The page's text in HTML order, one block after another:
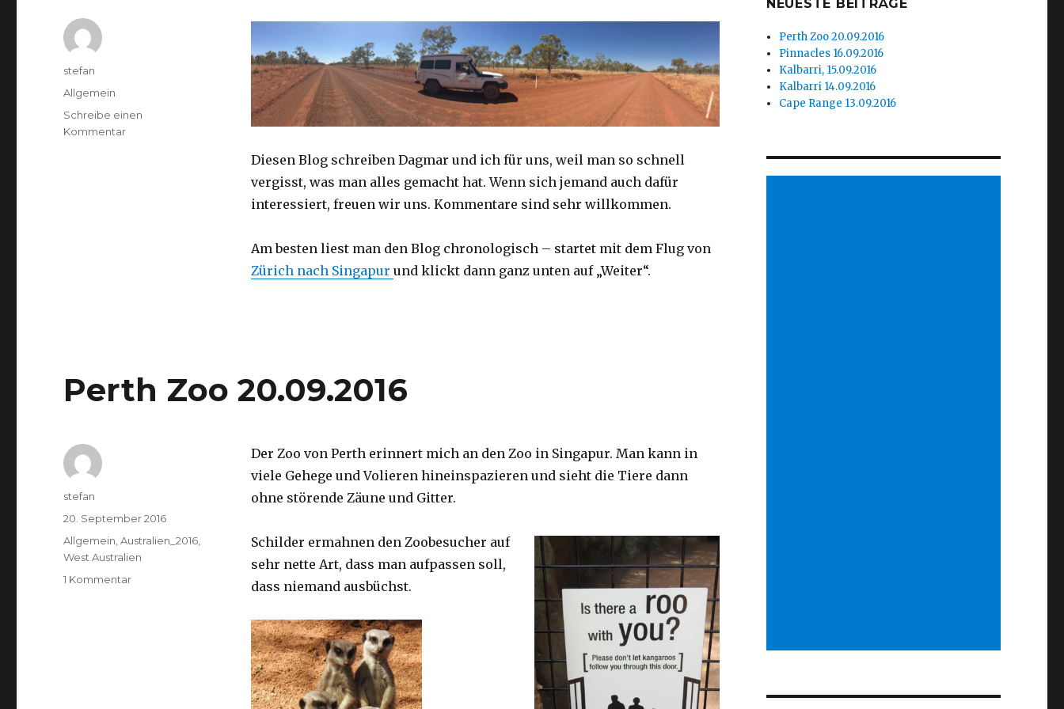
Diesen Blog schreiben Dagmar und ich für uns, weil man so schnell
vergisst, was man alles gemacht hat. Wenn sich jemand auch dafür
interessiert, freuen wir uns. Kommentare sind sehr willkommen.
Am besten liest man den Blog chronologisch – startet mit dem Flug von
Zürich nach Singapur und klickt dann ganz unten auf „Weiter“.
Autor
stefan
Kategorien
Allgemein
Schreibe einen
Kommentarzu
Perth Zoo 20.09.2016
Der Zoo von Perth erinnert mich an den Zoo in Singapur. Man kann in
viele Gehege und Volieren hineinspazieren und sieht die Tiere dann
ohne störende Zäune und Gitter.
Schilder ermahnen den Zoobesucher auf
sehr nette Art, dass man aufpassen soll,
dass niemand ausbüchst.
Autor
stefan
Veröffentlicht
am
20. September 2016
Kategorien
Allgemein,Australien_2016,
West Australien
1 Kommentarzu
NEUESTE BEITRÄGE
Perth Zoo 20.09.2016
Pinnacles 16.09.2016
Kalbarri, 15.09.2016
Kalbarri 14.09.2016
Cape Range 13.09.2016